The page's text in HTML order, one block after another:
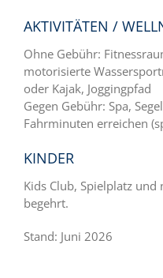
AKTIVITÄTEN /
Ohne Gebühr:
motorisierte
oder Kajak, Joggingpfad
Gegen Gebühr: Spa,
Fahrminuten erreichen
KINDER
Kids Club, Spielplatz
begehrt.
Stand: Juni 2026